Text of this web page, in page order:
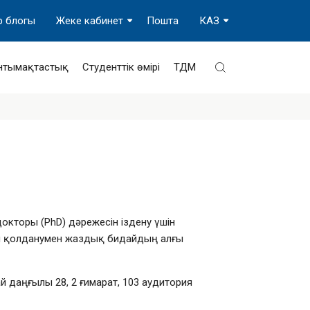
КАЗ
Пошта
Жеке кабинет
блогы
Студенттік өмірі ТДМ
(PhD) дәрежесін іздену үшін
қолданумен жаздық бидайдың алғы
даңғылы 28, 2 ғимарат, 103 аудитория